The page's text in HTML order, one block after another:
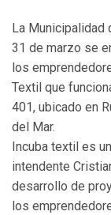
La Municipalidad
31 de marzo se
los
Textil que
401, ubicado en
del Mar.
Incuba textil es
intendente
desarrollo de
los